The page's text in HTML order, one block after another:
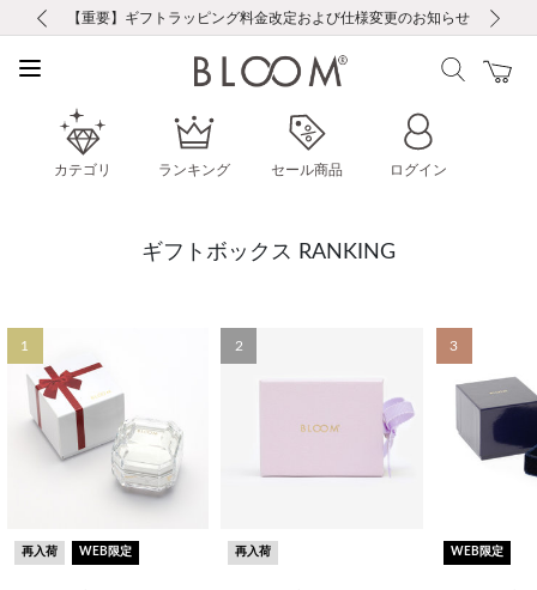
お修理・アフターサービスのご案内
【重要】令和８年熊本地震に伴う集配への影響について
【重要】ギフトラッピング料金改定および仕様変更のお知らせ
【重要】夏季休業の営業についてのご案内
税込5,500円以上で送料無料｜最短24時間以内に発送
新規会員登録で1000ポイントプレゼント！
LINE友だち登録で500円クーポンプレゼント
会員限定！レビュー投稿で100ポイントプレゼント
お修理・アフターサービスのご案内
【重要】令和８年熊本地震に伴う集配への影響について
カテゴリ ランキング セール商品 ログイン
ギフトボックス RANKING
1
再入荷 WEB限定
2
再入荷
3
WEB限定